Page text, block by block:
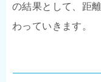
の結果として、距
わっていきます。